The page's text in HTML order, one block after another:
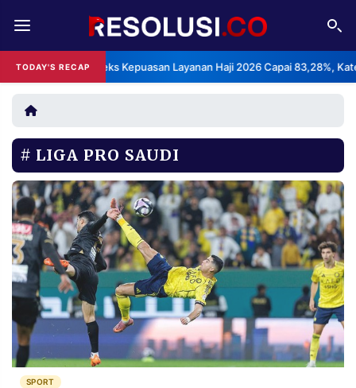
TODAY'S RECAP
BPS: Indeks Kepuasan Layanan Haji 2026 Capai 83,28%, Kategori
REDAKSI TENTANG
RESOLUSI IKLAN
RUBRIKASI
EDITORIAL AKSARA
FINANSIA PERSONA
DAERAH NASIONAL
MANCA SPORT
INFORMASI
PRIVACY
POLICY
BERITA
WARGA
LIGA PRO SAUDI
SPORT